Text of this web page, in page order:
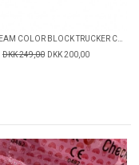
DKK 249,00 DKK 200,00